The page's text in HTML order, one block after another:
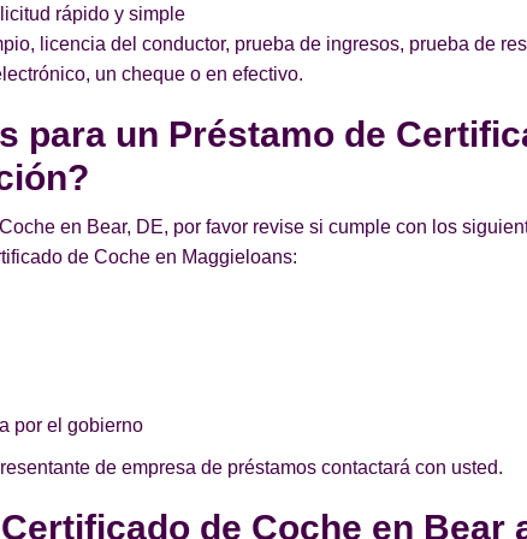
rápido y simple
licencia del conductor, prueba de ingresos, prueba de
un cheque o en efectivo.
para un Préstamo de
en Bear, DE, por favor revise si cumple con los
de Coche en Maggieloans:
por el gobierno
de empresa de préstamos contactará con usted.
de Coche en Bear